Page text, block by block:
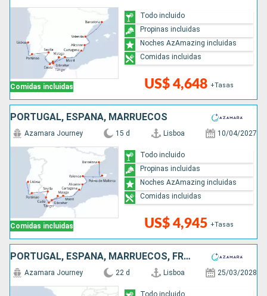
Comidas incluidas US$ 4,648 +Tasas
Todo incluido
Propinas incluidas
Noches AzAmazing incluidas
Comidas incluidas
PORTUGAL, ESPAÑA, MARRUECOS
Comidas incluidas
Azamara Journey 15 d Lisboa 10/04/2027
US$ 4,945 +Tasas
Todo incluido
Propinas incluidas
Noches AzAmazing incluidas
Comidas incluidas
PORTUGAL, ESPAÑA, MARRUECOS, FRANCIA, MONACO, ITALIA
Azamara Journey 22 d Lisboa 25/03/2028
Todo incluido